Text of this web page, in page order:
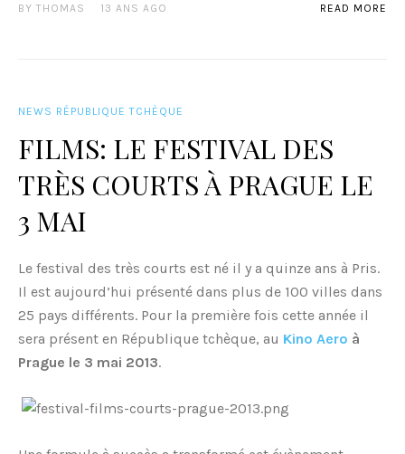
BYTHOMAS 13 ANS AGO READ MORE
NEWS RÉPUBLIQUE TCHÈQUE
FILMS: LE FESTIVAL DES
TRÈS COURTS À PRAGUE LE
3 MAI
Le festival des très courts est né il y a quinze ans à Pris.
Il est aujourd’hui présenté dans plus de 100 villes dans
25 pays différents. Pour la première fois cette année il
sera présent en République tchèque, au Kino Aero à
Prague le 3 mai 2013.